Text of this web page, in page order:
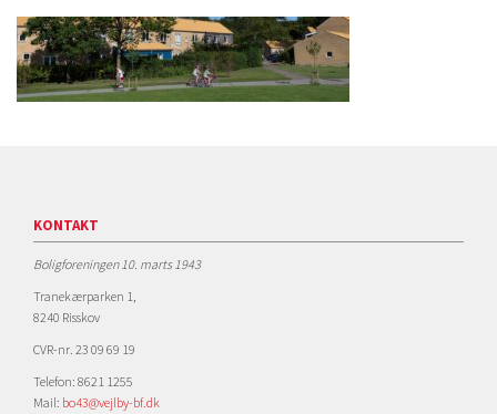
KONTAKT
Boligforeningen 10. marts 1943
Tranekærparken 1,
8240 Risskov
CVR-nr. 23 09 69 19
Telefon: 8621 1255
Mail: bo43@vejlby-bf.dk